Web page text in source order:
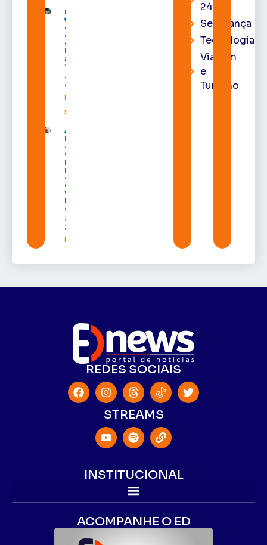
Macapá
terá
ônibus
gratuitos
durante a
Expofeira
2026
7 de
agosto
de 2026
Leia mais
»
Após veto,
Lula envia
ao
Congresso
projeto
para criar
a UNIFRON
e grava
vídeo para
Randolfe
6 de
agosto de
2026
Leia mais »
24h
Segurança
Tecnologia
Viagem
e
Turismo
REDES SOCIAIS
STREAMS
INSTITUCIONAL
ACOMPANHE O ED